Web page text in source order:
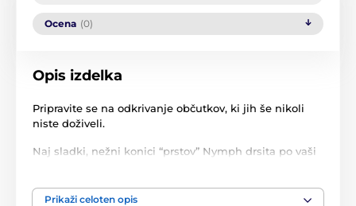
Ocena (0)
Opis izdelka
Pripravite se na odkrivanje občutkov, ki jih še nikoli
niste doživeli.
Naj sladki, nežni konici “prstov” Nymph drsita po vaši
za užitek.
Prikaži celoten opis